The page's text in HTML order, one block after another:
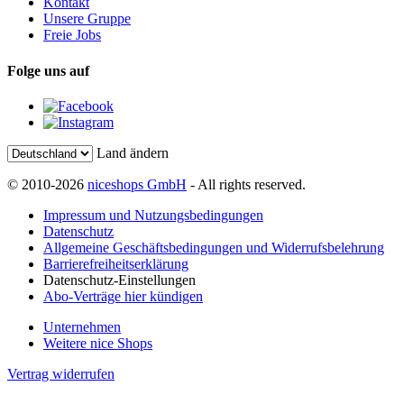
Unsere Gruppe
Freie Jobs
Folge uns auf
Land ändern
© 2010-2026 niceshops GmbH - All rights reserved.
Impressum und Nutzungsbedingungen
Datenschutz
Allgemeine Geschäftsbedingungen und Widerrufsbelehrung
Barrierefreiheitserklärung
Datenschutz-Einstellungen
Abo-Verträge hier kündigen
Unternehmen
Weitere nice Shops
Vertrag widerrufen